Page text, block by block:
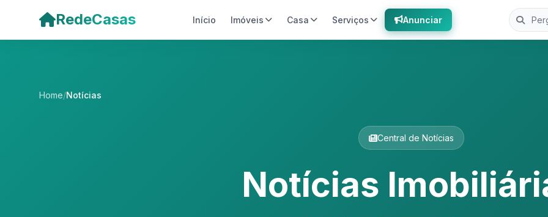
RedeCasas Início Imóveis Casa Serviços Anunciar
Home/Notícias
Central de Notícias
Notícias